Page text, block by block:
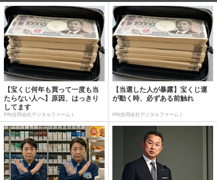
【宝くじ何年も買って一度も当
たらない人へ】原因、はっきり
してます
PR(合同会社デジタルファーム )
【当選した人が暴露】宝くじ運
が動く時、必ずある前触れ
PR(合同会社デジタルファーム )